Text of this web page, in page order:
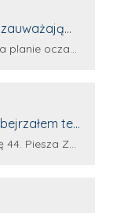
zauważają
wkraczają
Pan
młodego filmowca
ten
osoby
Pielgrzymka na Jasną Górę!